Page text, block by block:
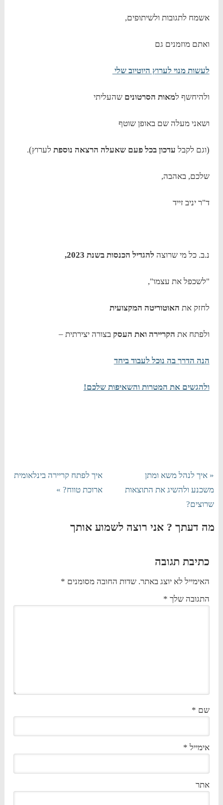
אשמח לתגובות ולשיתופים,
ואתם מוזמנים גם
לעשות מנוי לערוץ היוטיוב שלי
ולהיחשף למאות הסרטוניםשהעליתי
ושאני מעלה שם באופן שוטף
(וגם לקבל עדכון בכל פעם שאעלה הרצאה נוספת לערוץ).
שלכם, באהבה,
ד"ר יניב זייד
נ.ב. כל מי שרוצה להגדיל הכנסות בשנת 2023,
"לשכפל את עצמו",
לחזק את האוטוריטה המקצועית
ולפתח את הקריירה ואת העסק בצורה יצירתית –
הנה הדרך בה נוכל לעבוד ביחד
ולהגשים את המטרות והשאיפות שלכם!
« איך לנהל משא ומתן
משכנע ולהשיג את התוצאות
שרוצים?
איך לפתח קריירה בינלאומית
ארוכת טווח? »
מה דעתך ? אני רוצה לשמוע אותך
כתיבת תגובה
האימייל לא יוצג באתר. שדות החובה מסומנים *
התגובה שלך *
שם *
אימייל *
אתר